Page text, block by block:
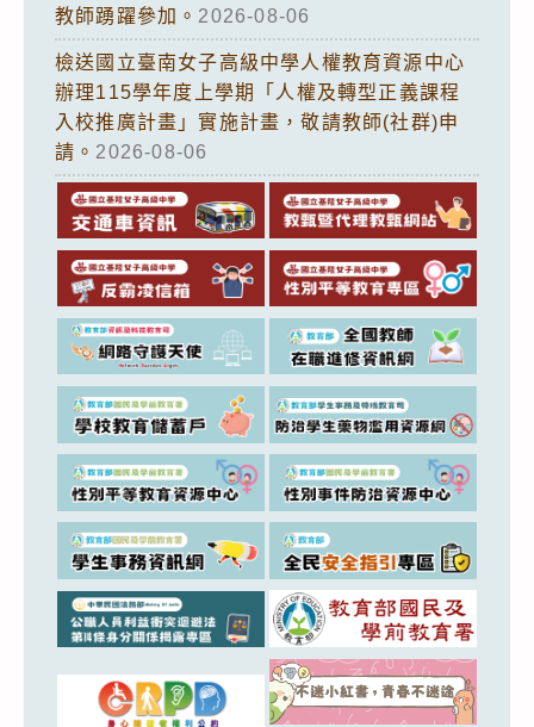
教師踴躍參加。 2026-08-06
檢送國立臺南女子高級中學人權教育資源中心
辦理115學年度上學期「人權及轉型正義課程
入校推廣計畫」實施計畫，敬請教師(社群)申
請。 2026-08-06